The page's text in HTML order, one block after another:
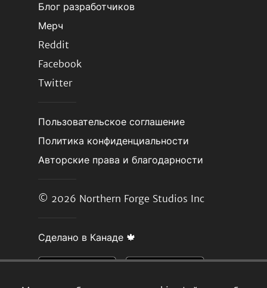
Блог разработчиков
Мерч
Reddit
Facebook
Twitter
Пользовательское соглашение
Политика конфиденциальности
Авторские права и благодарности
© 2026 Northern Forge Studios Inc
Сделано в Канаде 🍁